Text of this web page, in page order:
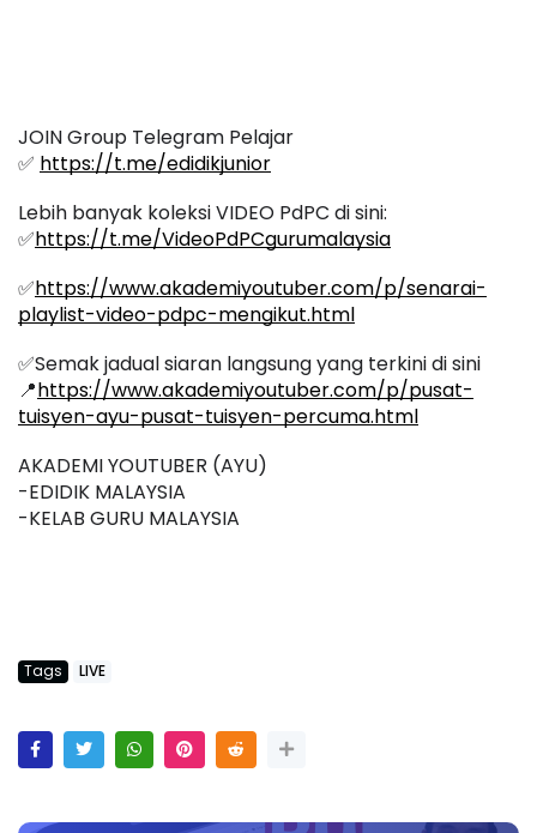
JOIN Group Telegram Pelajar
✅ https://t.me/edidikjunior
Lebih banyak koleksi VIDEO PdPC di sini:
✅https://t.me/VideoPdPCgurumalaysia
✅https://www.akademiyoutuber.com/p/senarai-
playlist-video-pdpc-mengikut.html
✅Semak jadual siaran langsung yang terkini di sini
📍https://www.akademiyoutuber.com/p/pusat-
tuisyen-ayu-pusat-tuisyen-percuma.html
AKADEMI YOUTUBER (AYU)
-EDIDIK MALAYSIA
-KELAB GURU MALAYSIA
Tags LIVE